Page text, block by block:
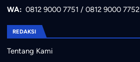
WA: 0812 9000 7751 / 0812 9000 7752
REDAKSI
Tentang Kami